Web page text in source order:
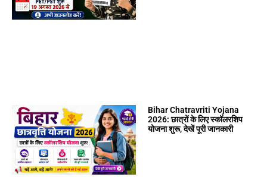
Bihar Chatravriti Yojana
2026: छात्रों के लिए स्कॉलरशिप
योजना शुरू, देखें पूरी जानकारी